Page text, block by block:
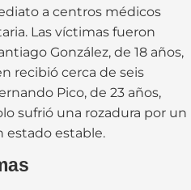
a centros médicos
Las víctimas fueron
González, de 18 años,
recibió cerca de seis
Pico, de 23 años,
sufrió una rozadura por un
estado estable.